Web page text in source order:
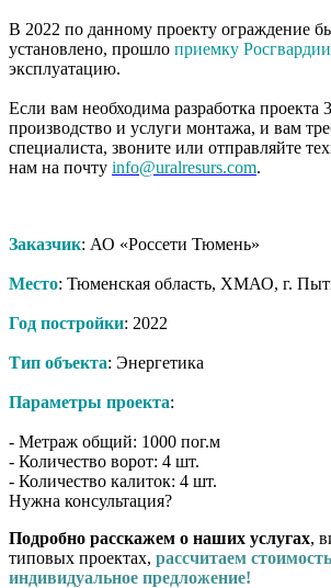
В 2022 по данному проекту ограждение
установлено, прошло приемку Росгвардии
эксплуатацию.
Если вам необходима разработка проекта
производство и услуги монтажа, и вам
специалиста, звоните или отправляйте
нам на почту info@uralresurs.com.
Заказчик: АО «Россети Тюмень»
Место: Тюменская область, ХМАО, г.
Год постройки: 2022
Тип объекта: Энергетика
Параметры проекта:
- Метраж общий: 1000 пог.м
- Количество ворот: 4 шт.
- Количество калиток: 4 шт.
Нужна консультация?
Подробно расскажем о наших услугах,
типовых проектах, рассчитаем
индивидуальное предложение!